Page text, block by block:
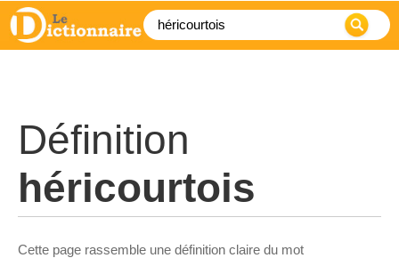
Définition
héricourtois
Cette page rassemble une définition claire du mot